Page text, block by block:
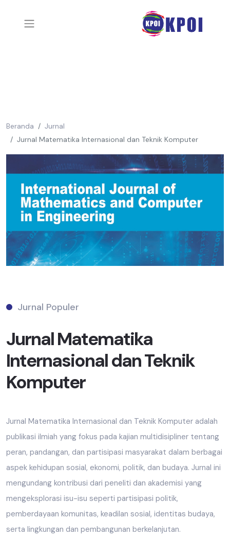
Beranda
Jurnal
Jurnal Matematika Internasional dan Teknik Komputer
Jurnal Populer
Jurnal Matematika
Internasional dan Teknik
Komputer
Jurnal Matematika Internasional dan Teknik Komputer adalah
publikasi ilmiah yang fokus pada kajian multidisipliner tentang
peran, pandangan, dan partisipasi masyarakat dalam berbagai
aspek kehidupan sosial, ekonomi, politik, dan budaya. Jurnal ini
mengundang kontribusi dari peneliti dan akademisi yang
mengeksplorasi isu-isu seperti partisipasi politik,
pemberdayaan komunitas, keadilan sosial, identitas budaya,
serta lingkungan dan pembangunan berkelanjutan.